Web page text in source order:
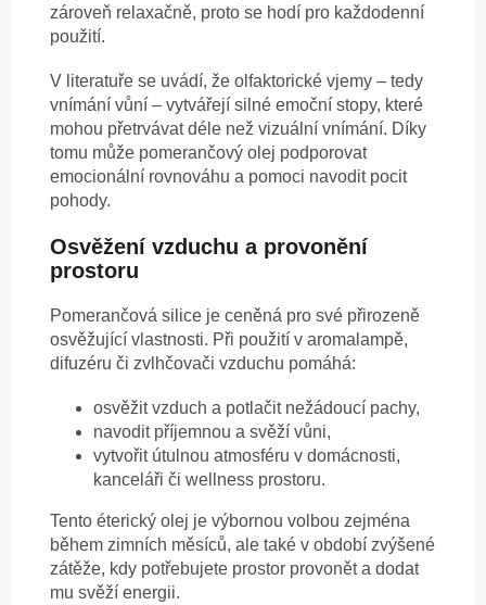
zároveň relaxačně, proto se hodí pro každodenní
použití.
V literatuře se uvádí, že olfaktorické vjemy – tedy
vnímání vůní – vytvářejí silné emoční stopy, které
mohou přetrvávat déle než vizuální vnímání. Díky
tomu může pomerančový olej podporovat
emocionální rovnováhu a pomoci navodit pocit
pohody.
Osvěžení vzduchu a provonění
prostoru
Pomerančová silice je ceněná pro své přirozeně
osvěžující vlastnosti. Při použití v aromalampě,
difuzéru či zvlhčovači vzduchu pomáhá:
osvěžit vzduch a potlačit nežádoucí pachy,
navodit příjemnou a svěží vůni,
vytvořit útulnou atmosféru v domácnosti,
kanceláři či wellness prostoru.
Tento éterický olej je výbornou volbou zejména
během zimních měsíců, ale také v období zvýšené
zátěže, kdy potřebujete prostor provonět a dodat
mu svěží energii.